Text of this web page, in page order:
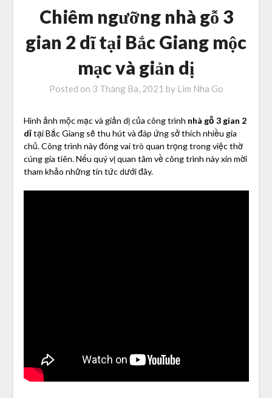
Chiêm ngưỡng nhà gỗ 3
gian 2 dĩ tại Bắc Giang mộc
mạc và giản dị
Posted on 3 Tháng Ba, 2021 by Lim Nha Go
Hình ảnh mộc mạc và giản dị của công trình nhà gỗ 3 gian 2
dĩtại Bắc Giang sẽ thu hút và đáp ứng sở thích nhiều gia
chủ. Công trình này đóng vai trò quan trọng trong việc thờ
cúng gia tiên. Nếu quý vị quan tâm về công trình này xin mời
tham khảo những tin tức dưới đây.